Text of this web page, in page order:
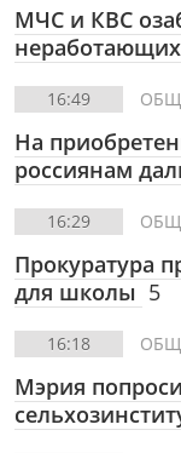
МЧС и КВС
16:49
На
россиянам
16:29
Прокуратура
для школы 5
16:18
Мэрия